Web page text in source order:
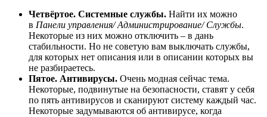
Четвёртое. Системные службы. Найти их можно
в Панели управления/ Администрирование/ Службы.
Некоторые из них можно отключить – в дань
стабильности. Но не советую вам выключать службы,
для которых нет описания или в описании которых вы
не разбираетесь.
Пятое. Антивирусы. Очень модная сейчас тема.
Некоторые, подвинутые на безопасности, ставят у себя
по пять антивирусов и сканируют систему каждый час.
Некоторые задумываются об антивирусе, когда